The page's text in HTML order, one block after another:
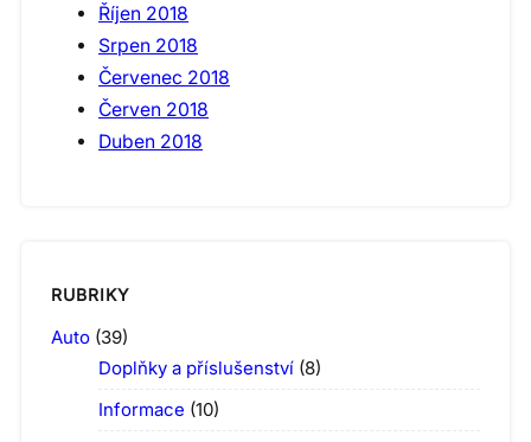
Říjen 2018
Srpen 2018
Červenec 2018
Červen 2018
Duben 2018
RUBRIKY
Auto (39)
Doplňky a příslušenství (8)
Informace (10)